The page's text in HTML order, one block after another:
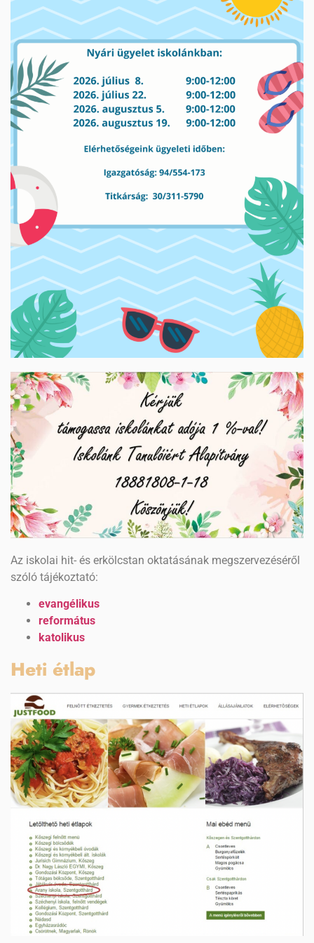
Az iskolai hit- és erkölcstan oktatásának megszervezéséről
szóló tájékoztató:
evangélikus
református
katolikus
Heti étlap